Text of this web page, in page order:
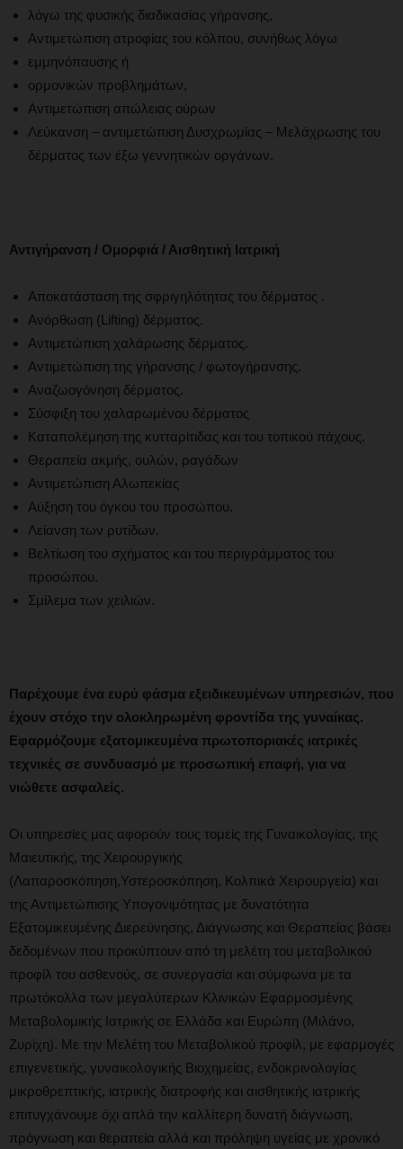
λόγω της φυσικής διαδικασίας γήρανσης,
Αντιμετώπιση ατροφίας του κόλπου, συνήθως λόγω
εμμηνόπαυσης ή
ορμονικών προβλημάτων,
Αντιμετώπιση απώλειας ούρων
Λεύκανση – αντιμετώπιση Δυσχρωμίας – Μελάχρωσης του
δέρματος των έξω γεννητικών οργάνων.
Αντιγήρανση / Ομορφιά / Αισθητική Ιατρική
Αποκατάσταση της σφριγηλότητας του δέρματος .
Ανόρθωση (Lifting) δέρματος.
Αντιμετώπιση χαλάρωσης δέρματος.
Αντιμετώπιση της γήρανσης / φωτογήρανσης.
Αναζωογόνηση δέρματος.
Σύσφιξη του χαλαρωμένου δέρματος
Καταπολέμηση της κυτταρίτιδας και του τοπικού πάχους.
Θεραπεία ακμής, ουλών, ραγάδων
Αντιμετώπιση Αλωπεκίας
Αύξηση του όγκου του προσώπου.
Λείανση των ρυτίδων.
Βελτίωση του σχήματος και του περιγράμματος του
προσώπου.
Σμίλεμα των χειλιών.
Παρέχουμε ένα ευρύ φάσμα εξειδικευμένων υπηρεσιών, που
έχουν στόχο την ολοκληρωμένη φροντίδα της γυναίκας.
Εφαρμόζουμε εξατομικευμένα πρωτοποριακές ιατρικές
τεχνικές σε συνδυασμό με προσωπική επαφή, για να
νιώθετε ασφαλείς.
Οι υπηρεσίες μας αφορούν τους τομείς της Γυναικολογίας, της
Μαιευτικής, της Χειρουργικής
(Λαπαροσκόπηση,Υστεροσκόπηση, Κολπικά Χειρουργεία) και
της Αντιμετώπισης Υπογονιμότητας με δυνατότητα
Εξατομικευμένης Διερεύνησης, Διάγνωσης και Θεραπείας βάσει
δεδομένων που προκύπτουν από τη μελέτη του μεταβολικού
προφίλ του ασθενούς, σε συνεργασία και σύμφωνα με τα
πρωτόκολλα των μεγαλύτερων Κλινικών Εφαρμοσμένης
Μεταβολομικής Ιατρικής σε Ελλάδα και Ευρώπη (Μιλάνο,
Ζυρίχη). Με την Μελέτη του Μεταβολικού προφίλ, με εφαρμογές
επιγενετικής, γυναικολογικής Βιοχημείας, ενδοκρινολογίας
μικροθρεπτικής, ιατρικής διατροφής και αισθητικής ιατρικής
επιτυγχάνουμε όχι απλά την καλλίτερη δυνατή διάγνωση,
πρόγνωση και θεραπεία αλλά και πρόληψη υγείας με χρονικό